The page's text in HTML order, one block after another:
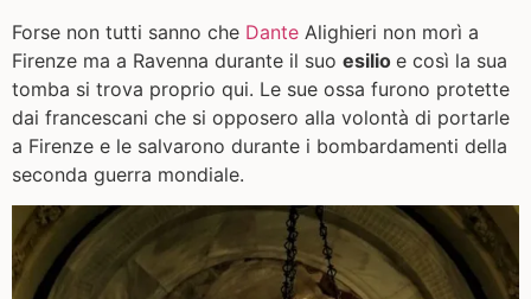
Forse non tutti sanno che Dante Alighieri non morì a
Firenze ma a Ravenna durante il suo esilio e così la sua
tomba si trova proprio qui. Le sue ossa furono protette
dai francescani che si opposero alla volontà di portarle
a Firenze e le salvarono durante i bombardamenti della
seconda guerra mondiale.